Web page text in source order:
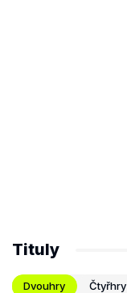
Tituly
Dvouhry Čtyřhry